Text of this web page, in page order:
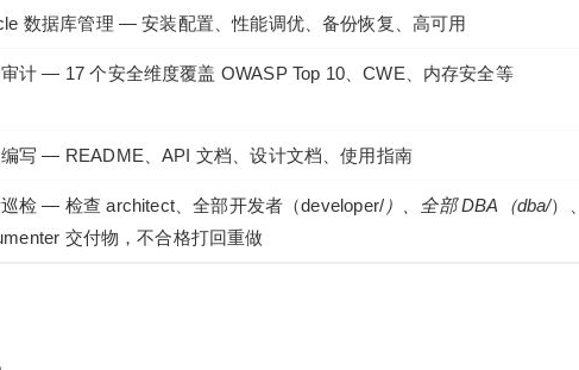
数据库管理 — 安装配置、性能调优、备份恢复、高可用
计 — 17 个安全维度覆盖 OWASP Top 10、CWE、内存安全等
写 — README、API 文档、设计文档、使用指南
巡检 — 检查 architect、全部开发者（developer/ ）、全部 DBA（dba/）、
交付物，不合格打回重做